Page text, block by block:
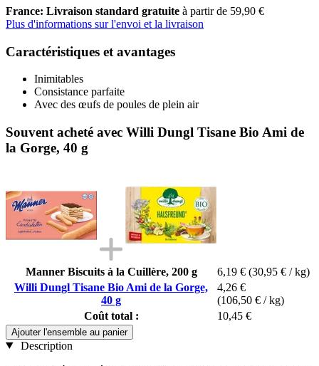
France: Livraison standard gratuite à partir de 59,90 €
Plus d'informations sur l'envoi et la livraison
Caractéristiques et avantages
Inimitables
Consistance parfaite
Avec des œufs de poules de plein air
Souvent acheté avec Willi Dungl Tisane Bio Ami de
la Gorge, 40 g
Manner Biscuits à la Cuillère, 200 g 6,19 € (30,95 € / kg)
Willi Dungl Tisane Bio Ami de la Gorge,
40 g
4,26 €
(106,50 € / kg)
Coût total :
10,45 €
Ajouter l'ensemble au panier
Description